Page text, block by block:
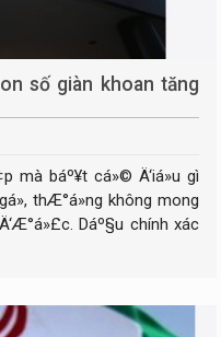
số giàn khoan tăng
mà báº¥t cá»© Ä‘iá»u gì
thÆ°á»ng không mong
Dáº§u chính xác